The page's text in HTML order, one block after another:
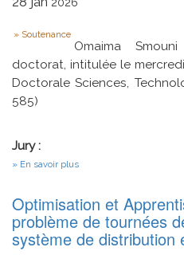
2026
Type
Soutenance
Omaima
doctorat, intitulée le
Doctorale Sciences,
585)
Jury :
En savoir plus
stratégie
de
chargement
optimale
Optimisation et
problème de tournées
système de distribution